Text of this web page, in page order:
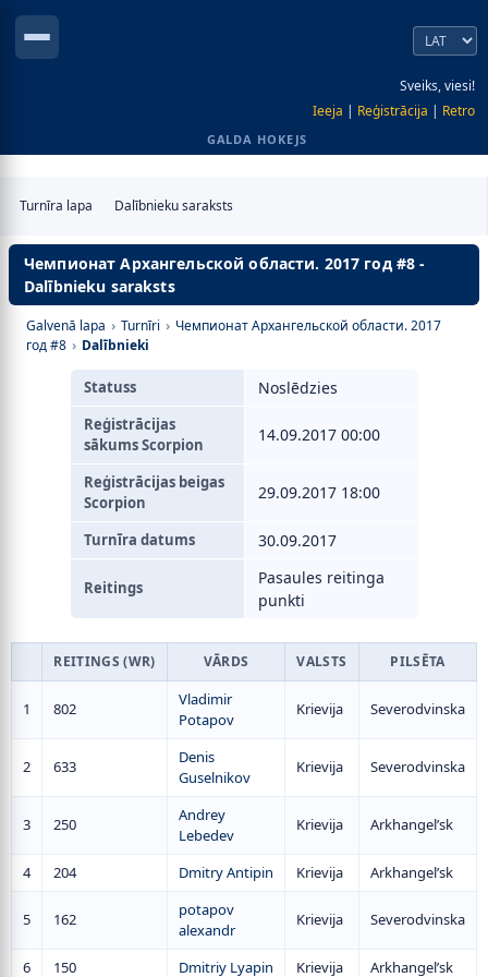
Sveiks, viesi!
Ieeja | Reģistrācija | Retro
GALDA HOKEJS
Turnīra lapa Dalībnieku saraksts
Чемпионат Архангельской области. 2017 год #8 -
Dalībnieku saraksts
Galvenā lapa › Turnīri › Чемпионат Архангельской области. 2017
год #8 › Dalībnieki
Statuss Noslēdzies
Reģistrācijas
sākums Scorpion
14.09.2017 00:00
Reģistrācijas beigas
Scorpion
29.09.2017 18:00
Turnīra datums 30.09.2017
Reitings
Pasaules reitinga
punkti
REITINGS (WR) VĀRDS VALSTS PILSĒTA
1 802
Vladimir
Potapov
Krievija Severodvinska
2 633
Denis
Guselnikov
Krievija Severodvinska
3 250
Andrey
Lebedev
Krievija Arkhangel’sk
4 204 Dmitry Antipin Krievija Arkhangel’sk
5 162
potapov
alexandr
Krievija Severodvinska
6 150 Dmitriy Lyapin Krievija Arkhangel’sk